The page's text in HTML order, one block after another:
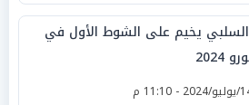
السلبي يخيم على الشوط الأول في